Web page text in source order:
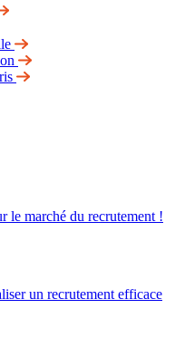
le marché du recrutement !
un recrutement efficace